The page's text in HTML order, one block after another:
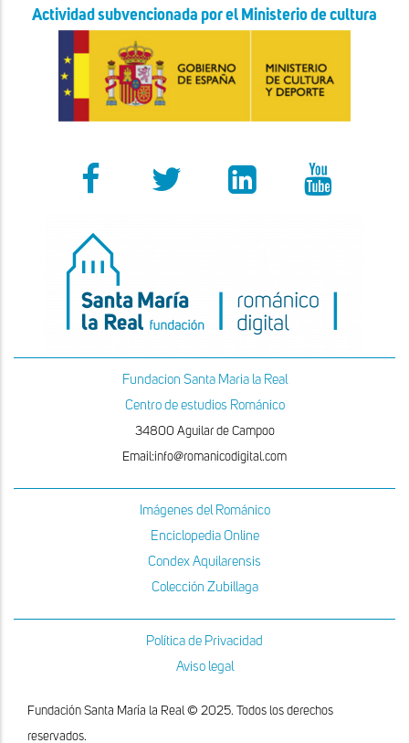
Actividad subvencionada por el Ministerio de cultura
Fundacion Santa Maria la Real
Centro de estudios Románico
34800 Aguilar de Campoo
Email:info@romanicodigital.com
Imágenes del Románico
Enciclopedia Online
Condex Aquilarensis
Colección Zubillaga
Política de Privacidad
Aviso legal
Fundación Santa María la Real © 2025. Todos los derechos
reservados.